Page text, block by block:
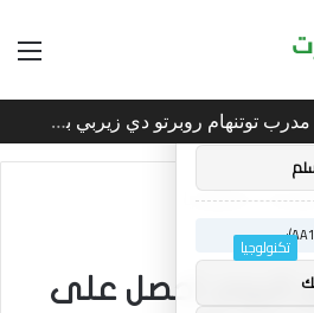
ساندرو تونالي: أقنعه مدرب توتنهام روبرتو دي زيربي بسرعة بالتوقيع
/تكنولوجيا
تكنولوجيا
اليوم: احصل على